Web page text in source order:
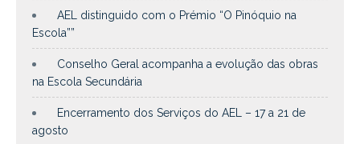
AEL distinguido com o Prémio “O Pinóquio na
Escola””
Conselho Geral acompanha a evolução das obras
na Escola Secundária
Encerramento dos Serviços do AEL – 17 a 21 de
agosto